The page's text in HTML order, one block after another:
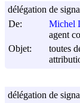
De:
Michel
agent
Objet:
toutes
délégation de
délégation de